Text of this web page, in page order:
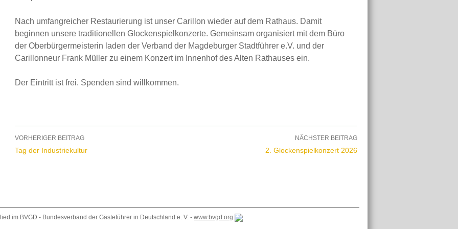
Nach umfangreicher Restaurierung ist unser Carillon wieder auf dem Rathaus. Damit
beginnen unsere traditionellen Glockenspielkonzerte. Gemeinsam organisiert mit dem Büro
der Oberbürgermeisterin laden der Verband der Magdeburger Stadtführer e.V. und der
Carillonneur Frank Müller zu einem Konzert im Innenhof des Alten Rathauses ein.
Der Eintritt ist frei. Spenden sind willkommen.
Beitragsnavigation
VORHERIGER BEITRAG
Tag der Industriekultur
NÄCHSTER BEITRAG
2. Glockenspielkonzert 2026
im BVGD - Bundesverband der Gästeführer in Deutschland e. V. - www.bvgd.org